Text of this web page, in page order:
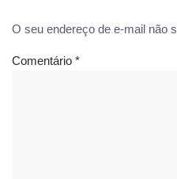
O seu endereço de e-mail não
Comentário *